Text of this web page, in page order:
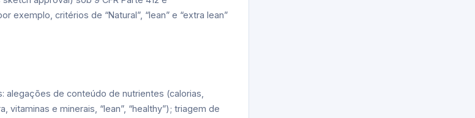
critérios de “Natural”, “lean” e “extra lean”
alegações de conteúdo de nutrientes (calorias,
e minerais, “lean”, “healthy”); triagem de